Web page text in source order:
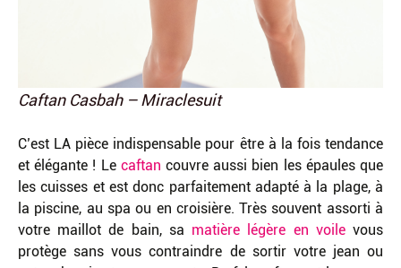
Caftan Casbah – Miraclesuit
C’est LA pièce indispensable pour être à la fois tendance
et élégante ! Le caftan couvre aussi bien les épaules que
les cuisses et est donc parfaitement adapté à la plage, à
la piscine, au spa ou en croisière. Très souvent assorti à
votre maillot de bain, sa matière légère en voilevous
protège sans vous contraindre de sortir votre jean ou